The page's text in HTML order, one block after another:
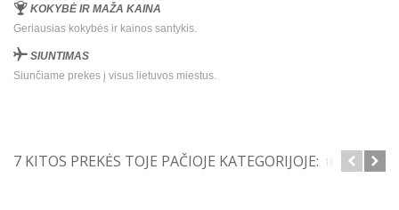
KOKYBĖ IR MAŽA KAINA
Geriausias kokybės ir kainos santykis.
SIUNTIMAS
Siunčiame prekes į visus lietuvos miestus.
7 KITOS PREKĖS TOJE PAČIOJE KATEGORIJOJE: